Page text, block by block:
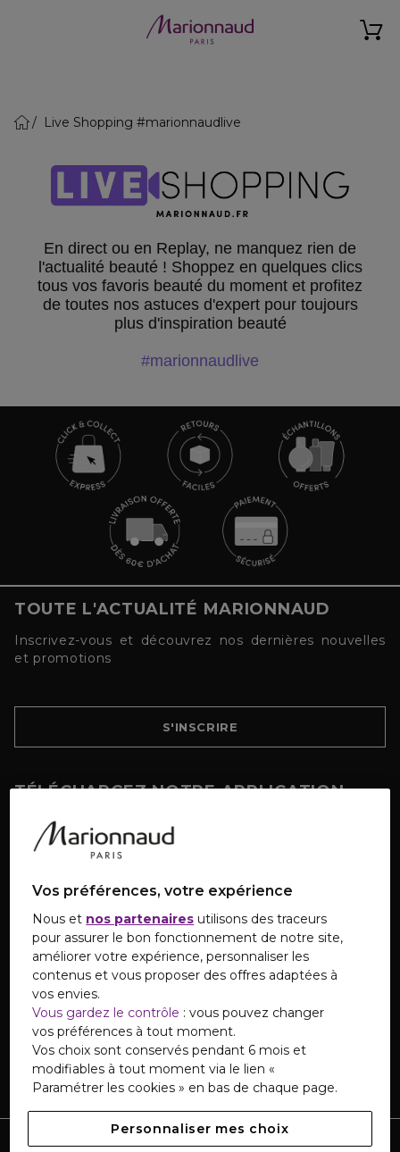
Live Shopping #marionnaudlive
En direct ou en Replay, ne manquez rien de
l'actualité beauté ! Shoppez en quelques clics
tous vos favoris beauté du moment et profitez
de toutes nos astuces d'expert pour toujours
plus d'inspiration beauté
#marionnaudlive
TOUTE L'ACTUALITÉ MARIONNAUD
Inscrivez-vous et découvrez nos dernières nouvelles
et promotions
S'INSCRIRE
TÉLÉCHARGEZ NOTRE APPLICATION
SERVICE CLIENTS
Notre Service Clients est disponible du lundi au
samedi de 08h à 20h.
Retrouveznotre service pour les personnes sourdes
et malentendantesdu lundi au vendredi de 9h à 18h.
A PROPOS
SERVICES
Vos préférences, votre expérience
Nous et nos partenaires utilisons des traceurs
pour assurer le bon fonctionnement de notre site,
améliorer votre expérience, personnaliser les
contenus et vous proposer des offres adaptées à
vos envies.
Vous gardez le contrôle : vous pouvez changer
vos préférences à tout moment.
Vos choix sont conservés pendant 6 mois et
modifiables à tout moment via le lien «
Paramétrer les cookies » en bas de chaque page.
Personnaliser mes choix